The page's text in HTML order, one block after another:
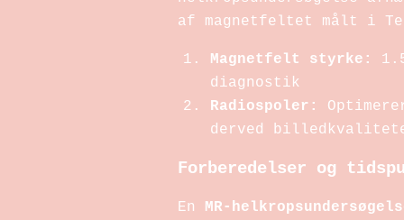
af magnetfeltet målt i
Magnetfelt styrke:
diagnostik
Radiospoler:
derved
Forberedelser og
En MR-